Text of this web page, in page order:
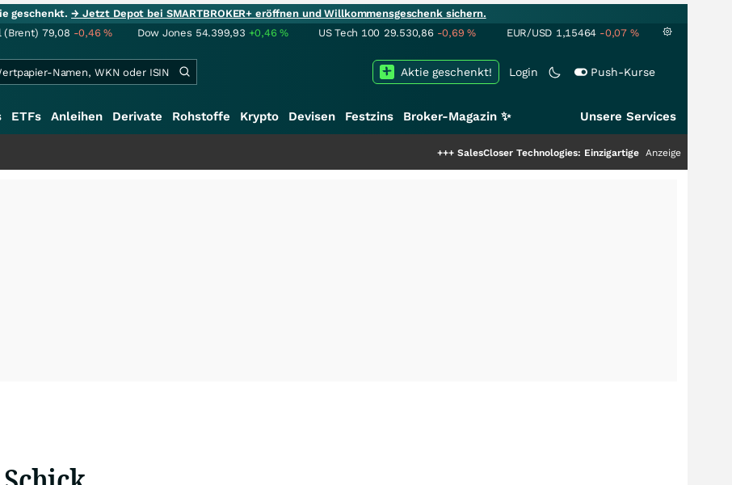
geschenkt.→ Jetzt Depot bei SMARTBROKER+ eröffnen und Willkommensgeschenk sichern.
(Brent) 79,08 -0,46% Dow Jones 54.399,93 +0,46% US Tech 100 29.530,86 -0,69% EUR/USD 1,15464 -0,07 %
Login Push-Kurse
Aktie geschenkt!
ETFs Anleihen Derivate Rohstoffe Krypto Devisen Festzins Broker-Magazin ✨ Unsere Services
SalesCloser Technologies: Einzigartige Leistung zieht die Top-Dogs an!
Anzeige